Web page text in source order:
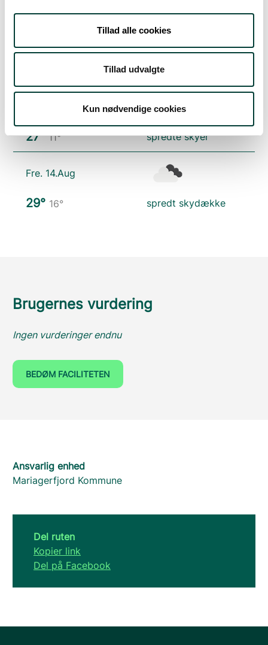
Tillad alle cookies
Tillad udvalgte
Kun nødvendige cookies
spredt skydække
27°11° spredte skyer
Fre. 14.Aug
29° 16° spredt skydække
Brugernes vurdering
Ingen vurderinger endnu
BEDØM FACILITETEN
Ansvarlig enhed
Mariagerfjord Kommune
Del ruten
Kopier link
Del på Facebook